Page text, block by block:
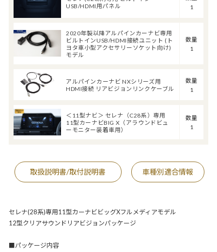
USB/HDMI用パネル
1
2020年製以降アルパインカーナビ専用
ビルトインUSB/HDMI接続ユニット (ト
ヨタ車小型アクセサリーソケット向け)
モデル
数量
1
アルパインカーナビ NXシリーズ用
HDMI接続 リアビジョンリンクケーブル
数量
1
＜11型ナビ＞ セレナ（C28系）専用
11型カーナビBIG X（アラウンドビュ
ーモニター装着車用）
数量
1
取扱説明書/取付説明書 車種別適合情報
セレナ(28系)専用11型カーナビビッグXフルメディアモデル
12型クリアサウンドリアビジョンパッケージ
■パッケージ内容